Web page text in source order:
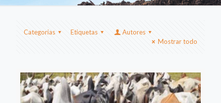
Categorias Etiquetas
Autores
Mostrar todo